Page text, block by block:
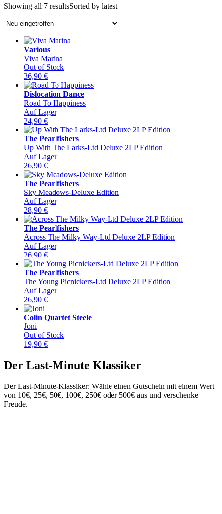
Showing all 7 resultsSorted by latest
Various
Viva Marina
Out of Stock
36,90 €
Dislocation Dance
Road To Happiness
Auf Lager
24,90 €
The Pearlfishers
Up With The Larks-Ltd Deluxe 2LP Edition
Auf Lager
26,90 €
The Pearlfishers
Sky Meadows-Deluxe Edition
Auf Lager
28,90 €
The Pearlfishers
Across The Milky Way-Ltd Deluxe 2LP Edition
Auf Lager
26,90 €
The Pearlfishers
The Young Picnickers-Ltd Deluxe 2LP Edition
Auf Lager
26,90 €
Colin Quartet Steele
Joni
Out of Stock
19,90 €
Der Last-Minute Klassiker
Der Last-Minute-Klassiker: Wähle einen Gutschein mit einem Wert
von 10€, 25€, 50€, 100€, 250€ oder 500€ aus und verschenke
Freude.